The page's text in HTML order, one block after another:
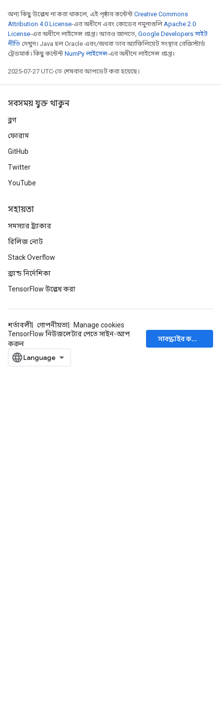
অন্য কিছু উল্লেখ না করা থাকলে, এই পৃষ্ঠার কন্টেন্ট Creative Commons
Attribution 4.0 License-এর অধীনে এবং কোডের নমুনাগুলিApache 2.0
License-এর অধীনে লাইসেন্স প্রাপ্ত। আরও জানতে, Google Developers সাইট
নীতি দেখুন। Java হল Oracle এবং/অথবা তার অ্যাফিলিয়েট সংস্থার রেজিস্টার্ড
ট্রেডমার্ক। কিছু কন্টেন্ট NumPy লাইসেন্স-এর অধীনে লাইসেন্স প্রাপ্ত।
2025-07-27 UTC-তে শেষবার আপডেট করা হয়েছে।
সবসময় যুক্ত থাকুন
ব্লগ
ফোরাম
GitHub
Twitter
YouTube
সহায়তা
সমস্যার ট্র্যাকার
রিলিজ নোট
Stack Overflow
ব্র্যান্ড নির্দেশিকা
TensorFlow উল্লেখ করা
শর্তাবলী গোপনীয়তা
Manage cookies
TensorFlow নিউজলেটার পেতে সাইন-আপ
করুন
সাবস্ক্রাইব করুন